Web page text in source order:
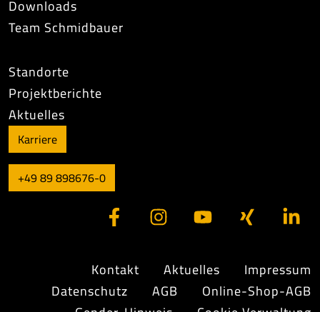
Downloads
Team Schmidbauer
Standorte
Projektberichte
Aktuelles
Karriere
+49 89 898676-0
Kontakt Aktuelles
Impressum
Datenschutz
AGB
Online-Shop-AGB